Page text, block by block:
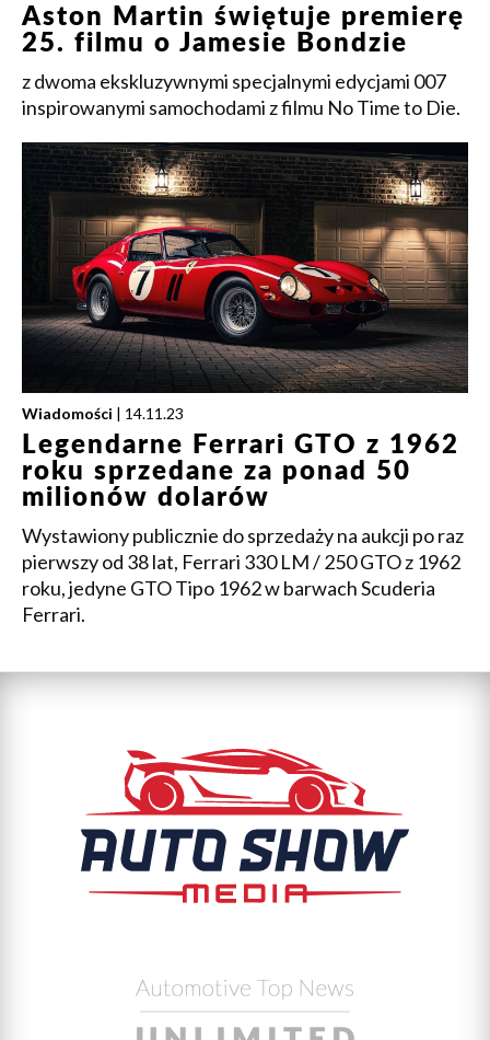
Aston Martin świętuje premierę
25. filmu o Jamesie Bondzie
z dwoma ekskluzywnymi specjalnymi edycjami 007
inspirowanymi samochodami z filmu No Time to Die.
Wiadomości | 14.11.23
Legendarne Ferrari GTO z 1962
roku sprzedane za ponad 50
milionów dolarów
Wystawiony publicznie do sprzedaży na aukcji po raz
pierwszy od 38 lat, Ferrari 330 LM / 250 GTO z 1962
roku, jedyne GTO Tipo 1962 w barwach Scuderia
Ferrari.